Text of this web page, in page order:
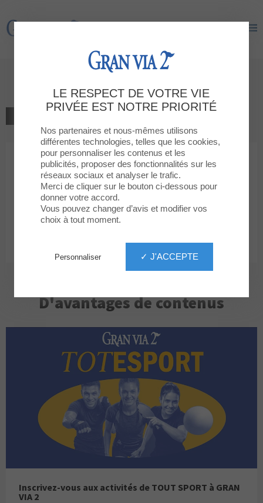
Gran Via 2
SAINT VALENTIN
14 FÉVR. 2026
Saint Valentin
D'avantages de contenus
Inscrivez-vous aux activités de TOUT SPORT à GRAN
VIA 2
LE RESPECT DE VOTRE VIE
PRIVÉE EST NOTRE PRIORITÉ
Nos partenaires et nous-mêmes utilisons
différentes technologies, telles que les cookies,
pour personnaliser les contenus et les
publicités, proposer des fonctionnalités sur les
réseaux sociaux et analyser le trafic.
Merci de cliquer sur le bouton ci-dessous pour
donner votre accord.
Vous pouvez changer d’avis et modifier vos
choix à tout moment.
✓ J'ACCEPTE
Personnaliser